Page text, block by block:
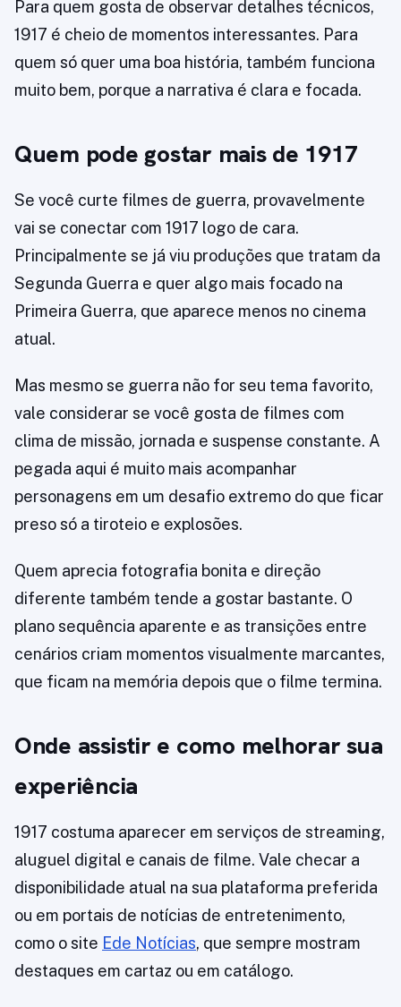
Para quem gosta de observar detalhes técnicos,
1917 é cheio de momentos interessantes. Para
quem só quer uma boa história, também funciona
muito bem, porque a narrativa é clara e focada.
Quem pode gostar mais de 1917
Se você curte filmes de guerra, provavelmente
vai se conectar com 1917 logo de cara.
Principalmente se já viu produções que tratam da
Segunda Guerra e quer algo mais focado na
Primeira Guerra, que aparece menos no cinema
atual.
Mas mesmo se guerra não for seu tema favorito,
vale considerar se você gosta de filmes com
clima de missão, jornada e suspense constante. A
pegada aqui é muito mais acompanhar
personagens em um desafio extremo do que ficar
preso só a tiroteio e explosões.
Quem aprecia fotografia bonita e direção
diferente também tende a gostar bastante. O
plano sequência aparente e as transições entre
cenários criam momentos visualmente marcantes,
que ficam na memória depois que o filme termina.
Onde assistir e como melhorar sua
experiência
1917 costuma aparecer em serviços de streaming,
aluguel digital e canais de filme. Vale checar a
disponibilidade atual na sua plataforma preferida
ou em portais de notícias de entretenimento,
como o site Ede Notícias, que sempre mostram
destaques em cartaz ou em catálogo.